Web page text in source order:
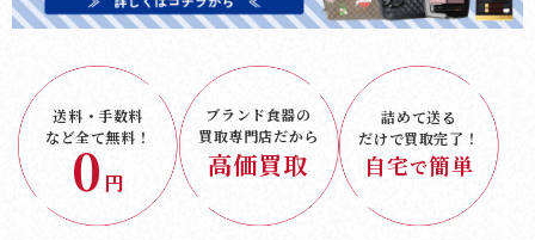
送料・手数料
など全て無料！
0 円
ブランド食器の
買取専門店だから
高価買取
詰めて送る
だけで買取完了！
自宅で簡単